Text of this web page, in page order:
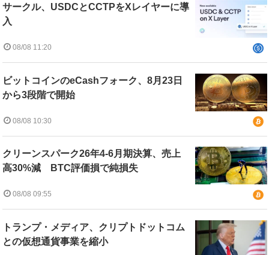
サークル、USDCとCCTPをXレイヤーに導
入
08/08 11:20
ビットコインのeCashフォーク、8月23日
から3段階で開始
08/08 10:30
クリーンスパーク26年4-6月期決算、売上
高30%減 BTC評価損で純損失
08/08 09:55
トランプ・メディア、クリプトドットコム
との仮想通貨事業を縮小